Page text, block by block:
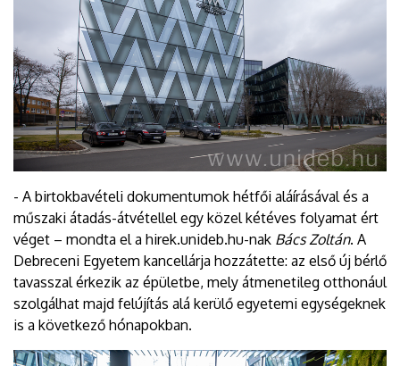
- A birtokbavételi dokumentumok hétfői aláírásával és a
műszaki átadás-átvétellel egy közel kétéves folyamat ért
véget – mondta el a hirek.unideb.hu-nak Bács Zoltán. A
Debreceni Egyetem kancellárja hozzátette: az első új bérlő
tavasszal érkezik az épületbe, mely átmenetileg otthonául
szolgálhat majd felújítás alá kerülő egyetemi egységeknek
is a következő hónapokban.